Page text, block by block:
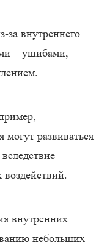
за внутреннего
– ушибами,
могут развиваться
внутренних
небольших